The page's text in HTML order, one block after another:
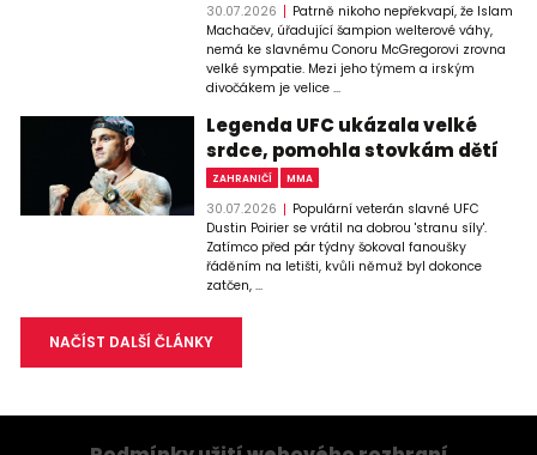
30.07.2026
Patrně nikoho nepřekvapí, že Islam
Machačev, úřadující šampion welterové váhy,
nemá ke slavnému Conoru McGregorovi zrovna
velké sympatie. Mezi jeho týmem a irským
divočákem je velice ...
Legenda UFC ukázala velké
srdce, pomohla stovkám dětí
ZAHRANIČÍ MMA
30.07.2026
Populární veterán slavné UFC
Dustin Poirier se vrátil na dobrou 'stranu síly'.
Zatímco před pár týdny šokoval fanoušky
řáděním na letišti, kvůli němuž byl dokonce
zatčen, ...
NAČÍST DALŠÍ ČLÁNKY